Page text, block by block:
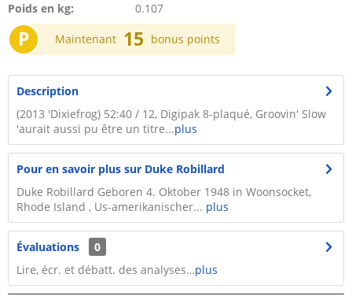
Poids en kg:
0.107
P Maintenant 15 bonus points
Description
(2013 'Dixiefrog) 52:40 / 12, Digipak 8-plaqué, Groovin' Slow
'aurait aussi pu être un titre...plus
Pour en savoir plus sur Duke Robillard
Duke Robillard Geboren 4. Oktober 1948 in Woonsocket,
Rhode Island , Us-amerikanischer... plus
Évaluations
0
Lire, écr. et débatt. des analyses…plus